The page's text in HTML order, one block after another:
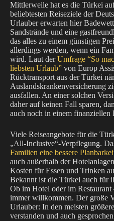
Mittlerweile hat es die Türkei
beliebtesten Reiseziele der
Urlauber erwarten hier
Sandstrände und eine
das alles zu einem günstigen
allerdings werden, wenn ein
wird. Laut derUmfrage “So
liebsten Urlaub” von Europ
Rücktransport aus der Türkei
Auslandskrankenversicherung
ausfallen. An einer solchen
daher auf keinen Fall sparen,
auch noch in einem finanziellen
Viele Reiseangebote für die
„All-Inclusive“-Verpflegung.
Familien eine bessere
auch außerhalb der
Kosten für Essen und Trinken
Bekannt ist die Türkei auch für
Ob im Hotel oder im Restaurant
immer willkommen. Der große
Urlauber: In den meisten
verstanden und auch